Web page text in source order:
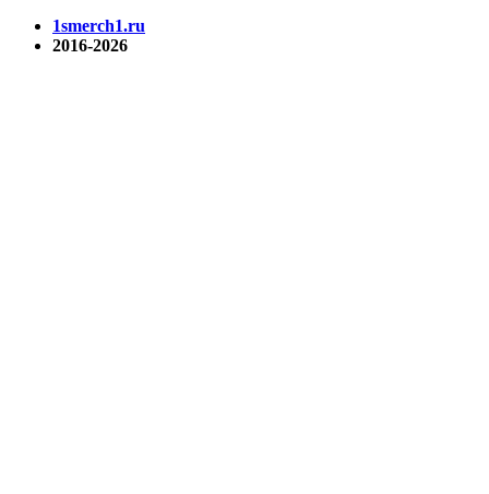
1smerch1.ru
2016-2026